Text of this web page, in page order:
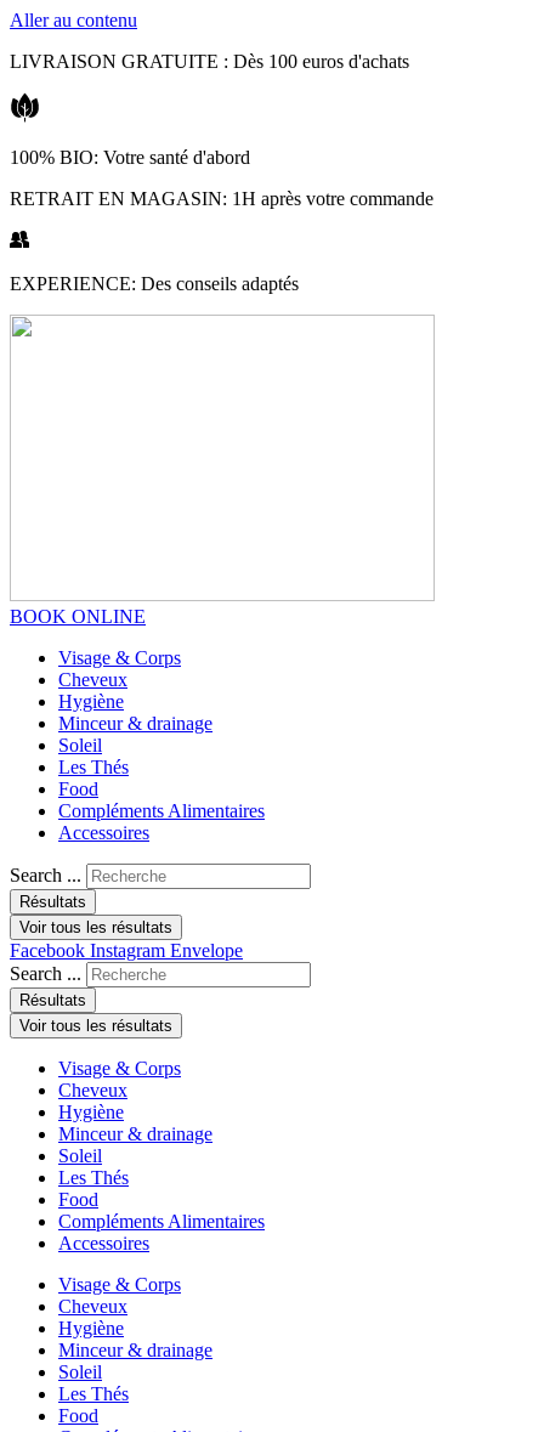
Aller au contenu
LIVRAISON GRATUITE : Dès 100 euros d'achats
100% BIO: Votre santé d'abord
RETRAIT EN MAGASIN: 1H après votre commande
EXPERIENCE: Des conseils adaptés
BOOK ONLINE
Visage & Corps
Cheveux
Hygiène
Minceur & drainage
Soleil
Les Thés
Food
Compléments Alimentaires
Accessoires
Search ...
Résultats
Voir tous les résultats
Facebook Instagram Envelope
Search ...
Résultats
Voir tous les résultats
Visage & Corps
Cheveux
Hygiène
Minceur & drainage
Soleil
Les Thés
Food
Compléments Alimentaires
Accessoires
Visage & Corps
Cheveux
Hygiène
Minceur & drainage
Soleil
Les Thés
Food